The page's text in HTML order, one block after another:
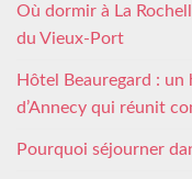
Où dormir à La
du Vieux-Port
Hôtel Beauregard :
d’Annecy qui réunit
Pourquoi séjourner